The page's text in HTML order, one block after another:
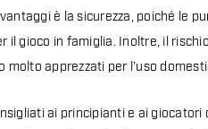
è la sicurezza, poiché le
il gioco in famiglia. Inoltre, il
apprezzati per l’uso
ai principianti e ai